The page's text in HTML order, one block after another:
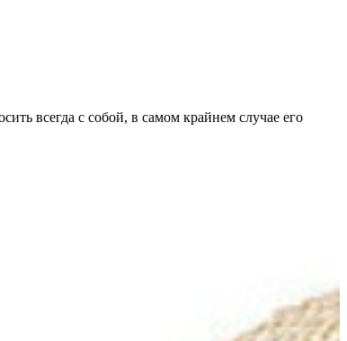
всегда с собой, в самом крайнем случае его